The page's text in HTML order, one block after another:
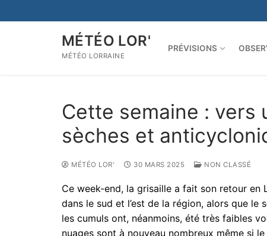
au
MÉTÉO LOR'
MÉTÉO LORRAINE
PRÉVISIONS
Cette semaine :
sèches et
MÉTÉO LOR' 30 MARS 2025 NON CLASSÉ
Ce week-end, la grisaille a fait son retour en
dans le sud et l’est de la région, alors que le
les cumuls ont, néanmoins, été très faibles
nuages sont à nouveau nombreux même si